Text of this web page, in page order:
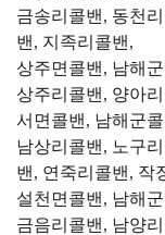
금송리콜밴, 동천
밴, 지족리콜밴,
상주면콜밴, 남해
상주리콜밴, 양아
서면콜밴, 남해군
남상리콜밴, 노구
밴, 연죽리콜밴, 작
설천면콜밴, 남해
금음리콜밴, 남양